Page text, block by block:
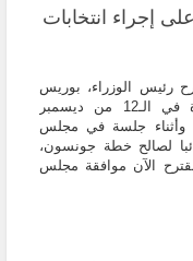
إجراء انتخابات
رئيس الوزراء، بوريس
جونسون، إجراء انتخابات تشريعية مبكرة في الـ12 من ديسمبر
وأثناء جلسة في مجلس
عقدت اليوم الثلاثاء، صوت 438 نائبا لصالح خطة جونسون،
المقترح الآن موافقة مجلس